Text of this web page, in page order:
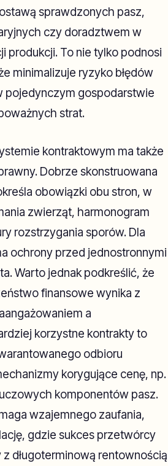
sprawdzonych pasz,
czy doradztwem w
produkcji. To nie tylko podnosi
minimalizuje ryzyko błędów
pojedynczym gospodarstwie
strat.
kontraktowym ma także
Dobrze skonstruowana
obowiązki obu stron, w
zwierząt, harmonogram
rozstrzygania sporów. Dla
ochrony przed jednostronnymi
Warto jednak podkreślić, że
finansowe wynika z
a
korzystne kontrakty to
odbioru
korygujące cenę, np.
komponentów pasz.
wzajemnego zaufania,
gdzie sukces przetwórcy
długoterminową rentownością